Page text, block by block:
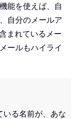
機能を使えば、自
自分のメールア
まれているメー
ールもハイライ
いる名前が、あな